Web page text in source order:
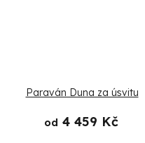
Paraván Duna za úsvitu
od 4 459 Kč